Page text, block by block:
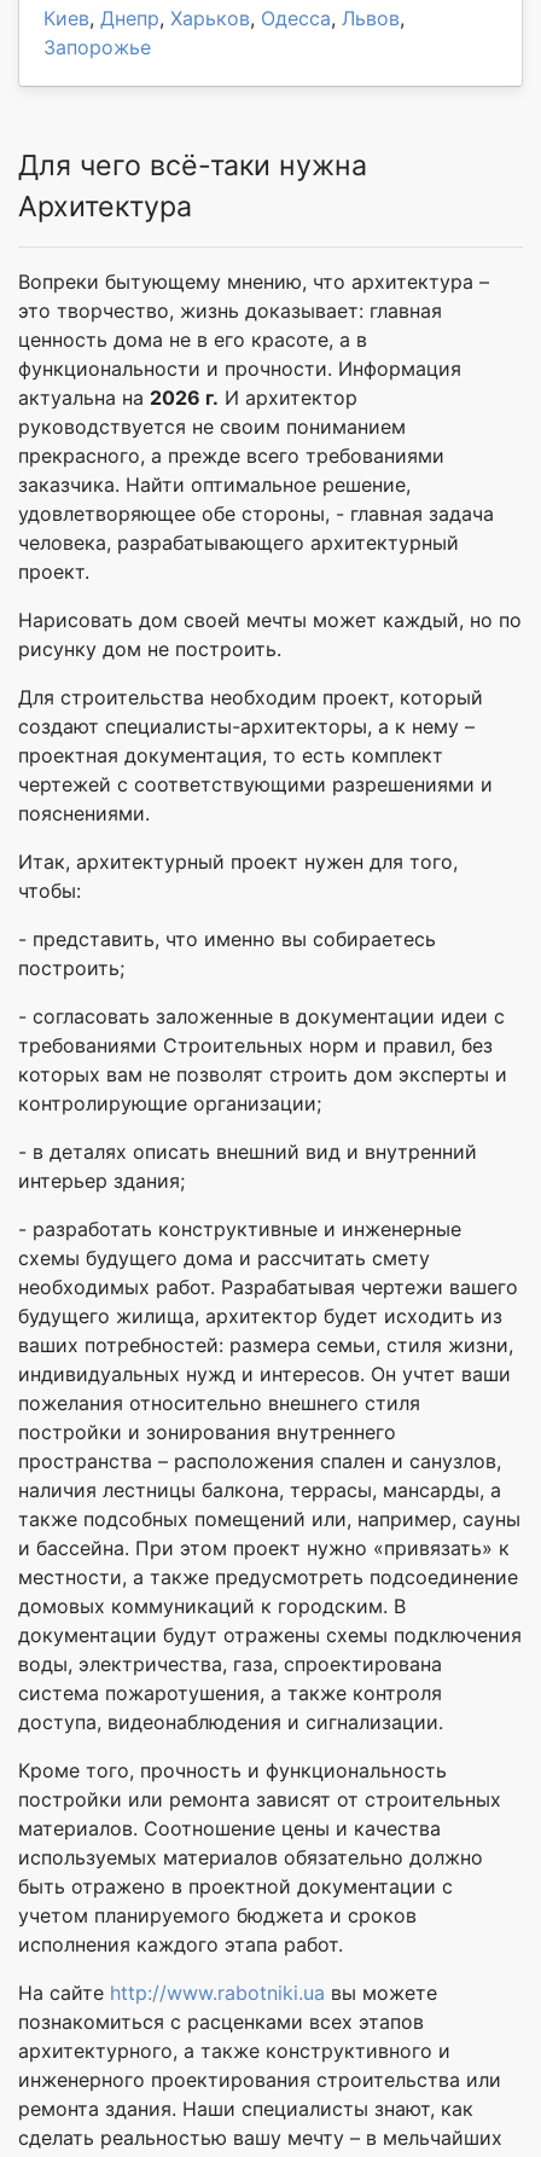
Киев, Днепр, Харьков, Одесса, Львов,
Запорожье
Для чего всё-таки нужна
Архитектура
Вопреки бытующему мнению, что архитектура –
это творчество, жизнь доказывает: главная
ценность дома не в его красоте, а в
функциональности и прочности. Информация
актуальна на 2026 г. И архитектор
руководствуется не своим пониманием
прекрасного, а прежде всего требованиями
заказчика. Найти оптимальное решение,
удовлетворяющее обе стороны, - главная задача
человека, разрабатывающего архитектурный
проект.
Нарисовать дом своей мечты может каждый, но по
рисунку дом не построить.
Для строительства необходим проект, который
создают специалисты-архитекторы, а к нему –
проектная документация, то есть комплект
чертежей с соответствующими разрешениями и
пояснениями.
Итак, архитектурный проект нужен для того,
чтобы:
- представить, что именно вы собираетесь
построить;
- согласовать заложенные в документации идеи с
требованиями Строительных норм и правил, без
которых вам не позволят строить дом эксперты и
контролирующие организации;
- в деталях описать внешний вид и внутренний
интерьер здания;
- разработать конструктивные и инженерные
схемы будущего дома и рассчитать смету
необходимых работ. Разрабатывая чертежи вашего
будущего жилища, архитектор будет исходить из
ваших потребностей: размера семьи, стиля жизни,
индивидуальных нужд и интересов. Он учтет ваши
пожелания относительно внешнего стиля
постройки и зонирования внутреннего
пространства – расположения спален и санузлов,
наличия лестницы балкона, террасы, мансарды, а
также подсобных помещений или, например, сауны
и бассейна. При этом проект нужно «привязать» к
местности, а также предусмотреть подсоединение
домовых коммуникаций к городским. В
документации будут отражены схемы подключения
воды, электричества, газа, спроектирована
система пожаротушения, а также контроля
доступа, видеонаблюдения и сигнализации.
Кроме того, прочность и функциональность
постройки или ремонта зависят от строительных
материалов. Соотношение цены и качества
используемых материалов обязательно должно
быть отражено в проектной документации с
учетом планируемого бюджета и сроков
исполнения каждого этапа работ.
На сайте http://www.rabotniki.ua вы можете
познакомиться с расценками всех этапов
архитектурного, а также конструктивного и
инженерного проектирования строительства или
ремонта здания. Наши специалисты знают, как
сделать реальностью вашу мечту – в мельчайших